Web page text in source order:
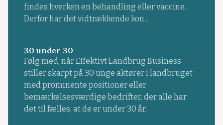
findes hverken en behandling eller vaccine.
Derfor har det vidtrækkende kon...
30 under 30
Følg med, når Effektivt Landbrug Business
stiller skarpt på 30 unge aktører i landbruget
med prominente positioner eller
bemærkelsesværdige bedrifter, der alle har
det til fælles, at de er under 30 år.